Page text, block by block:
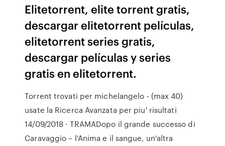
Elitetorrent, elite torrent gratis,
descargar elitetorrent películas,
elitetorrent series gratis,
descargar películas y series
gratis en elitetorrent.
Torrent trovati per michelangelo - (max 40)
usate la Ricerca Avanzata per piu' risultati
14/09/2018 · TRAMADopo il grande successo di
Caravaggio – l’Anima e il sangue, un’altra